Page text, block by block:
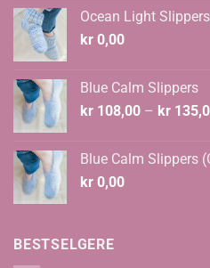
kr 124,00.
Ocean Light
kr 0,00
Blue Calm Slippers
kr 108,00 – kr
Blue Calm Slippers
kr 0,00
BESTSELGERE